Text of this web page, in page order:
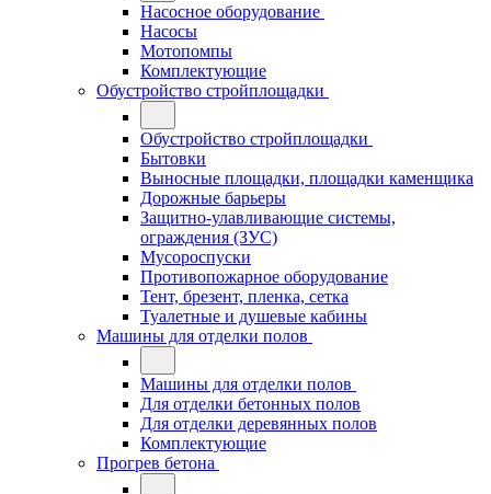
Насосное оборудование
Насосы
Мотопомпы
Комплектующие
Обустройство стройплощадки
Обустройство стройплощадки
Бытовки
Выносные площадки, площадки каменщика
Дорожные барьеры
Защитно-улавливающие системы,
ограждения (ЗУС)
Мусороспуски
Противопожарное оборудование
Тент, брезент, пленка, сетка
Туалетные и душевые кабины
Машины для отделки полов
Машины для отделки полов
Для отделки бетонных полов
Для отделки деревянных полов
Комплектующие
Прогрев бетона